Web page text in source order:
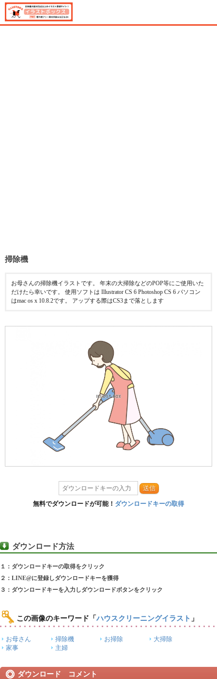
掃除機
お母さんの掃除機イラストです。 年末の大掃除などのPOP等にご使用いた
だけたら幸いです。 使用ソフトは Illustrator CS 6 Photoshop CS 6 パソコン
はmac os x 10.8.2です。 アップする際はCS3まで落とします
送信
無料でダウンロードが可能！ ダウンロードキーの取得
ダウンロード方法
１：ダウンロードキーの取得をクリック
２：LINE@に登録しダウンロードキーを獲得
３：ダウンロードキーを入力しダウンロードボタンをクリック
この画像のキーワード 「ハウスクリーニングイラスト 」
お母さん 掃除機 お掃除
大掃除
家事
主婦
ダウンロード コメント